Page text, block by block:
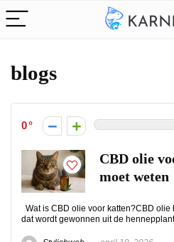
blogs
0
CBD olie
moet weten
Wat is CBD olie voor katten?CBD
dat wordt gewonnen uit de